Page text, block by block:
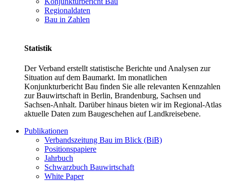
Regionaldaten
Bau in Zahlen
Statistik
Der Verband erstellt statistische Berichte und Analysen zur
Situation auf dem Baumarkt. Im monatlichen
Konjunkturbericht Bau finden Sie alle relevanten Kennzahlen
zur Bauwirtschaft in Berlin, Brandenburg, Sachsen und
Sachsen-Anhalt. Darüber hinaus bieten wir im Regional-Atlas
aktuelle Daten zum Baugeschehen auf Landkreisebene.
Publikationen
Verbandszeitung Bau im Blick (BiB)
Positionspapiere
Jahrbuch
Schwarzbuch Bauwirtschaft
White Paper